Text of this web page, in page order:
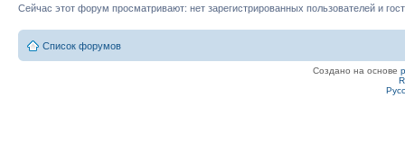
Сейчас этот форум просматривают: нет зарегистрированных пользователей и
Список форумов
Создано на основе